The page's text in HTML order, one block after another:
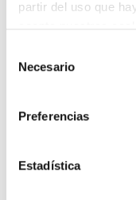
partir del uso que
Necesario
Preferencias
Estadística